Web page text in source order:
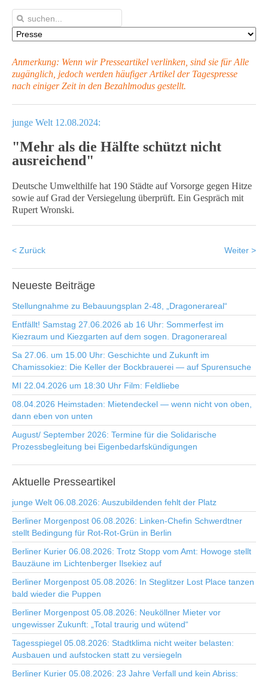
Anmerkung: Wenn wir Presseartikel verlinken, sind sie für Alle
zugänglich, jedoch werden häufiger Artikel der Tagespresse
nach einiger Zeit in den Bezahlmodus gestellt.
junge Welt 12.08.2024:
"Mehr als die Hälfte schützt nicht
ausreichend"
Deutsche Umwelthilfe hat 190 Städte auf Vorsorge gegen Hitze
sowie auf Grad der Versiegelung überprüft. Ein Gespräch mit
Rupert Wronski.
< Zurück Weiter >
Neueste Beiträge
Stellungnahme zu Bebauungsplan 2-48, „Dragonerareal“
Entfällt! Samstag 27.06.2026 ab 16 Uhr: Sommerfest im
Kiezraum und Kiezgarten auf dem sogen. Dragonerareal
Sa 27.06. um 15.00 Uhr: Geschichte und Zukunft im
Chamissokiez: Die Keller der Bockbrauerei — auf Spurensuche
MI 22.04.2026 um 18:30 Uhr Film: Feldliebe
08.04.2026 Heimstaden: Mietendeckel — wenn nicht von oben,
dann eben von unten
August/ September 2026: Termine für die Solidarische
Prozessbegleitung bei Eigenbedarfskündigungen
Aktuelle Presseartikel
junge Welt 06.08.2026: Auszubildenden fehlt der Platz
Berliner Morgenpost 06.08.2026: Linken-Chefin Schwerdtner
stellt Bedingung für Rot-Rot-Grün in Berlin
Berliner Kurier 06.08.2026: Trotz Stopp vom Amt: Howoge stellt
Bauzäune im Lichtenberger Ilsekiez auf
Berliner Morgenpost 05.08.2026: In Steglitzer Lost Place tanzen
bald wieder die Puppen
Berliner Morgenpost 05.08.2026: Neuköllner Mieter vor
ungewisser Zukunft: „Total traurig und wütend“
Tagesspiegel 05.08.2026: Stadtklima nicht weiter belasten:
Ausbauen und aufstocken statt zu versiegeln
Berliner Kurier 05.08.2026: 23 Jahre Verfall und kein Abriss: